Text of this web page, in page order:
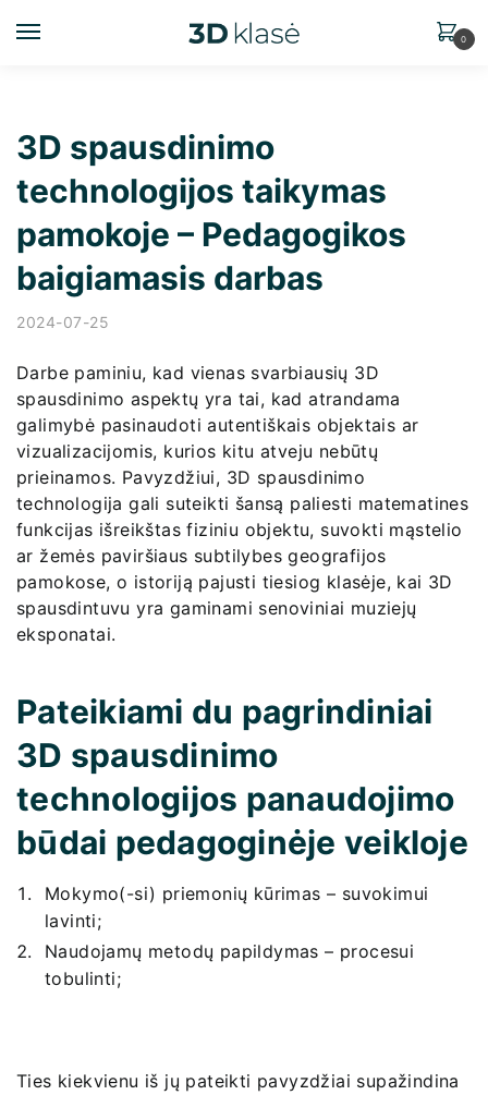
0
3D spausdinimo
technologijos taikymas
pamokoje – Pedagogikos
baigiamasis darbas
2024-07-25
Darbe paminiu, kad vienas svarbiausių 3D
spausdinimo aspektų yra tai, kad atrandama
galimybė pasinaudoti autentiškais objektais ar
vizualizacijomis, kurios kitu atveju nebūtų
prieinamos. Pavyzdžiui, 3D spausdinimo
technologija gali suteikti šansą paliesti matematines
funkcijas išreikštas fiziniu objektu, suvokti mąstelio
ar žemės paviršiaus subtilybes geografijos
pamokose, o istoriją pajusti tiesiog klasėje, kai 3D
spausdintuvu yra gaminami senoviniai muziejų
eksponatai.
Pateikiami du pagrindiniai
3D spausdinimo
technologijos panaudojimo
būdai pedagoginėje veikloje
Mokymo(-si) priemonių kūrimas – suvokimui
lavinti;
Naudojamų metodų papildymas – procesui
tobulinti;
Ties kiekvienu iš jų pateikti pavyzdžiai supažindina